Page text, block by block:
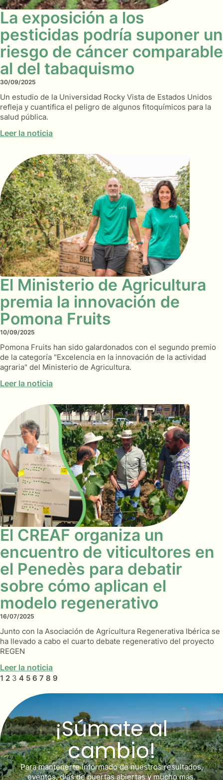
La exposición a los
pesticidas podría suponer un
riesgo de cáncer comparable
al del tabaquismo
30/09/2025
Un estudio de la Universidad Rocky Vista de Estados Unidos
refleja y cuantifica el peligro de algunos fitoquímicos para la
salud pública.
Leer la noticia
El Ministerio de Agricultura
premia la innovación de
Pomona Fruits
10/09/2025
Pomona Fruits han sido galardonados con el segundo premio
de la categoría "Excelencia en la innovación de la actividad
agraria" del Ministerio de Agricultura.
Leer la noticia
El CREAF organiza un
encuentro de viticultores en
el Penedès para debatir
sobre cómo aplican el
modelo regenerativo
16/07/2025
Junto con la Asociación de Agricultura Regenerativa Ibérica se
ha llevado a cabo el cuarto debate regenerativo del proyecto
REGEN
Leer la noticia
1 2 3 4 5 6 7 8 9
¡Súmate al
cambio!
Para mantenerte informado de nuestros resultados,
eventos, días de puertas abiertas y mucho más.